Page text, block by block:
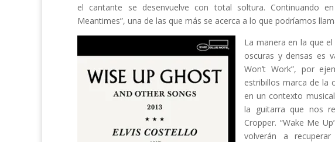
el cantante se desenvuelve con total soltura. Continuando
Meantimes”, una de las que más se acerca a lo que podríamos
La manera en la que
oscuras y densas es
Won’t Work”, por
estribillos marca de la
en un contexto
la guitarra que nos
Cropper. “Wake Me
volverán a